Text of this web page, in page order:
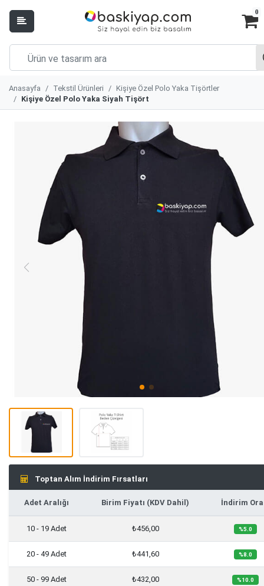
0
Anasayfa Tekstil Ürünleri
Kişiye Özel Polo Yaka Tişörtler
Kişiye Özel Polo Yaka Siyah Tişört
Toptan Alım İndirim Fırsatları
Adet Aralığı Birim Fiyatı (KDV Dahil) İndirim
10 - 19 Adet ₺456,00 %5.0
20 - 49 Adet ₺441,60 %8.0
50 - 99 Adet ₺432,00 %10.0